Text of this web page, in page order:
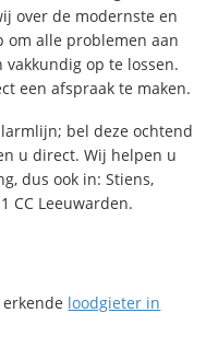
over de modernste en
om alle problemen aan
op te lossen.
een afspraak te maken.
bel deze ochtend
u direct. Wij helpen u
dus ook in: Stiens,
CC Leeuwarden.
loodgieter in